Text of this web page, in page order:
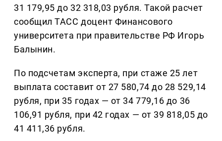
31 179,95 до 32 318,03 рубля. Такой расчет
сообщил ТАСС доцент Финансового
университета при правительстве РФ Игорь
Балынин.
По подсчетам эксперта, при стаже 25 лет
выплата составит от 27 580,74 до 28 529,14
рубля, при 35 годах — от 34 779,16 до 36
106,91 рубля, при 42 годах — от 39 818,05 до
41 411,36 рубля.